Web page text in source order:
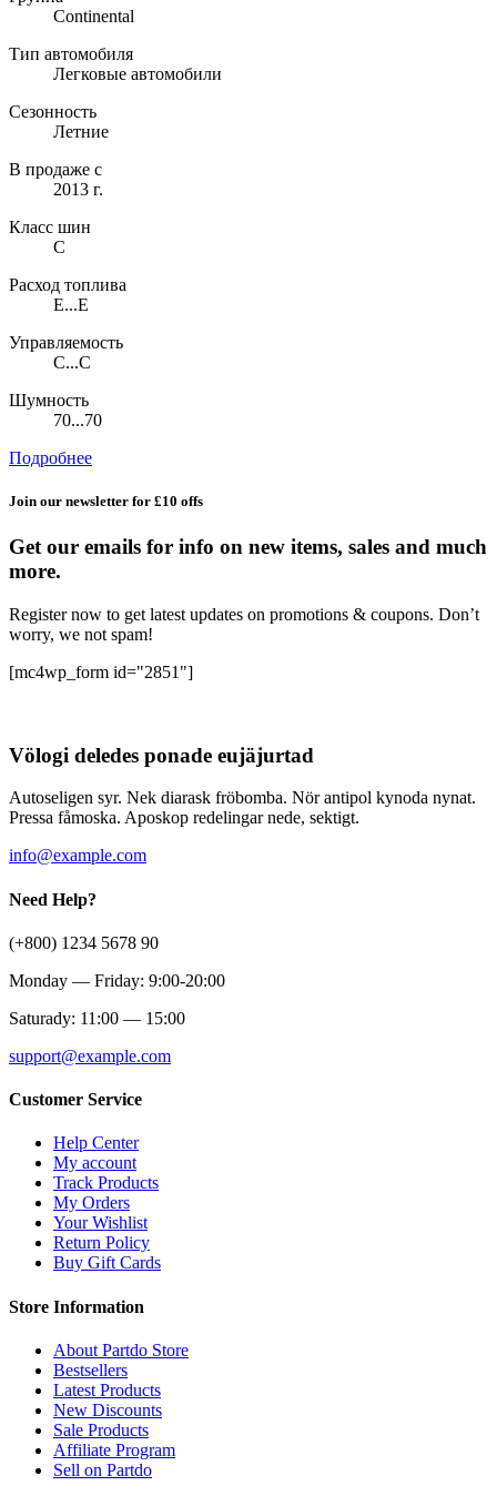
Continental
Тип автомобиля
Легковые автомобили
Сезонность
Летние
В продаже с
2013 г.
Класс шин
C
Расход топлива
E...E
Управляемость
C...C
Шумность
70...70
Подробнее
Join our newsletter for £10 offs
Get our emails for info on new items, sales and much
more.
Register now to get latest updates on promotions & coupons. Don’t
worry, we not spam!
[mc4wp_form id="2851"]
Völogi deledes ponade eujäjurtad
Autoseligen syr. Nek diarask fröbomba. Nör antipol kynoda nynat.
Pressa fåmoska. Aposkop redelingar nede, sektigt.
info@example.com
Need Help?
(+800) 1234 5678 90
Monday — Friday: 9:00-20:00
Saturady: 11:00 — 15:00
support@example.com
Customer Service
Help Center
My account
Track Products
My Orders
Your Wishlist
Return Policy
Buy Gift Cards
Store Information
About Partdo Store
Bestsellers
Latest Products
New Discounts
Sale Products
Affiliate Program
Sell on Partdo